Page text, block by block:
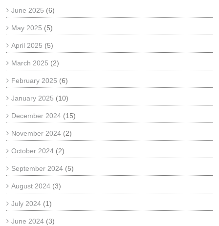
June 2025 (6)
May 2025 (5)
April 2025 (5)
March 2025 (2)
February 2025 (6)
January 2025 (10)
December 2024 (15)
November 2024 (2)
October 2024 (2)
September 2024 (5)
August 2024 (3)
July 2024 (1)
June 2024 (3)